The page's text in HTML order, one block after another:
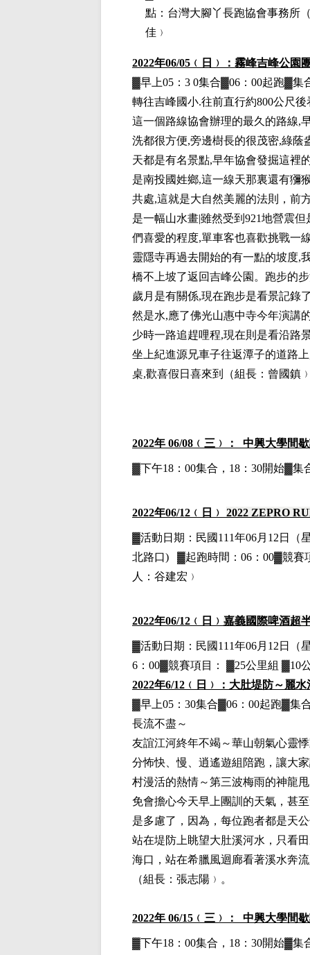
點：台灣大腳丫長跑協會事務所
佳﹚
2022年06/05﹙日﹚：霧峰吉峰公園
▓早上05：3 0集合▓06：00起跑▓集
轉往吉峰國小.往前直行約800公尺
這一個路線協會辦理的最久的路線,
洗都很方便,旁邊樹長的很茂密,綠蔭
天都是有名景點,早年協會發掘這裡
是南投國姓鄉,這一線天那裏還有獼
共處,這就是大自然美麗的法則，前
是一幅山水畫|雖然受到921地營震
們喜愛的程度,單車客也喜歡挑戰一
靈隱寺再過去開始的有一點的坡度,
橋不上坡了返回吉峰公園。跑步的
歲月是有關係,現在跑步是看景記錄
然是水,應了佛光山惠中寺今年演講
少時一路追趕哩程,現在則是看沿路
坐上紀進源兄車子往返潭子的道路
桌,歡喜假日喜來到
（組長：曾國鎮
2022年 06/08﹙三﹚： 中興大學間
▓下午18：00集合，18：30開始▓集
2022年06/12 ﹙日﹚ 2022 ZEPRO
▓活動日期： 民國111年06月12日
（
北路口)
▓起跑時間：06：00▓競
人：谷建宏﹚
2022年06/12 ﹙日﹚ 嘉義國際啤酒超
▓活動日期： 民國111年06月12日
（
6：00▓競賽項目： ▓25公里組 ▓10
2022年6/12 ﹙日﹚：大肚堤防～麗水
▓早上05：30集合▓06：00起跑▓集
長流不盡～
友誼江河終年不竭～華山朝氣心靈
分怖快、慢、逍遙遊組陪跑，讓大
村漫活的熱情～第三波梅雨的神龍
免會擔心今天早上團訓的天氣，甚
是多慮了，因為，每位跑者都是天
站在堤防上眺望大肚溪河水，只看
海口，站在希臘風迴廊看著溪水奔
（組長：張志陽﹚。
2022年 06/15﹙三﹚： 中興大學間
▓下午18：00集合，18：30開始▓集